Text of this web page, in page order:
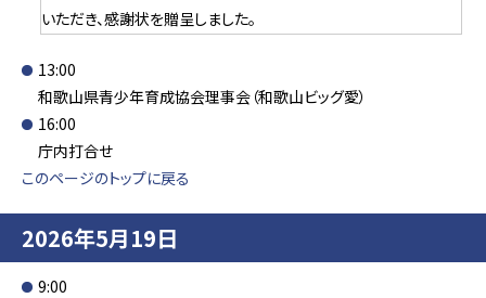
いただき、感謝状を贈呈しました。
13:00
和歌山県青少年育成協会理事会（和歌山ビッグ愛）
16:00
庁内打合せ
このページのトップに戻る
2026年5月19日
9:00